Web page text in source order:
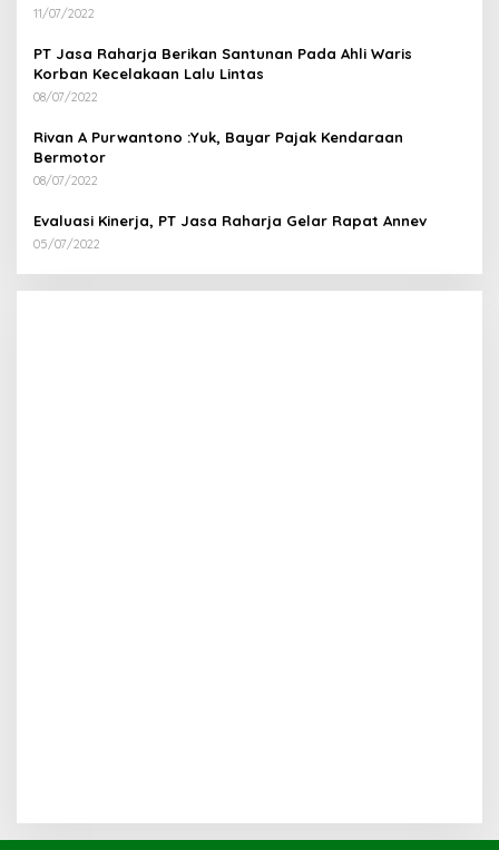
11/07/2022
PT Jasa Raharja Berikan Santunan Pada Ahli Waris
Korban Kecelakaan Lalu Lintas
08/07/2022
Rivan A Purwantono :Yuk, Bayar Pajak Kendaraan
Bermotor
08/07/2022
Evaluasi Kinerja, PT Jasa Raharja Gelar Rapat Annev
05/07/2022